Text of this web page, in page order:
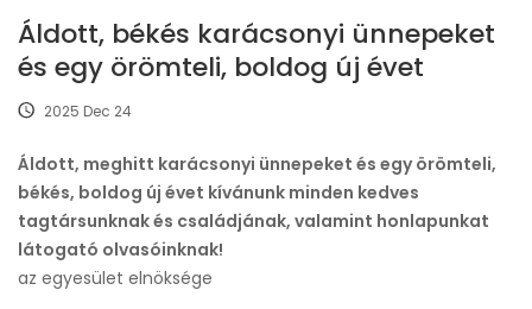
Áldott, békés karácsonyi ünnepeket
és egy örömteli, boldog új évet
2025 Dec 24
Áldott, meghitt karácsonyi ünnepeket és egy örömteli,
békés, boldog új évet kívánunk minden kedves
tagtársunknak és családjának, valamint honlapunkat
látogató olvasóinknak!
az egyesület elnöksége